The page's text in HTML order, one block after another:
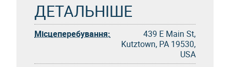
ДЕТАЛЬНІШЕ
Місцеперебування:
439 E Main St,
Kutztown, PA 19530,
USA